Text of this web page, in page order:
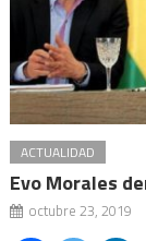
ACTUALIDAD
Evo Morales
octubre 23, 2019